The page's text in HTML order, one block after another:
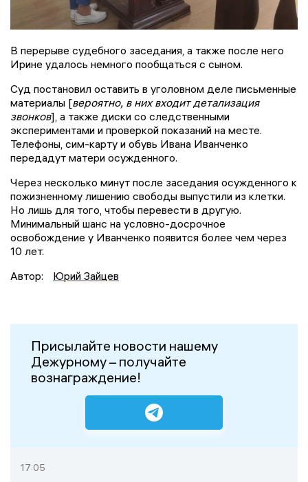
В перерыве судебного заседания, а также после него
Ирине удалось немного пообщаться с сыном.
Суд постановил оставить в уголовном деле письменные
материалы [вероятно, в них входит детализация
звонков], а также диски со следственными
экспериментами и проверкой показаний на месте.
Телефоны, сим-карту и обувь Ивана Иванченко
передадут матери осужденного.
Через несколько минут после заседания осужденного к
пожизненному лишению свободы выпустили из клетки.
Но лишь для того, чтобы перевести в другую.
Минимальный шанс на условно-досрочное
освобождение у Иванченко появится более чем через
10 лет.
Автор:
Юрий Зайцев
Присылайте новости нашему
Дежурному – получайте
вознаграждение!
17:05